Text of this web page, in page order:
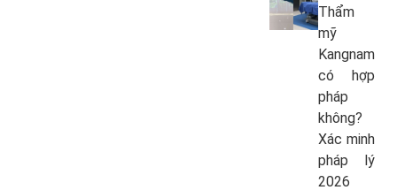
Thẩm
mỹ
Kangnam
có hợp
pháp
không?
Xác minh
pháp lý
2026